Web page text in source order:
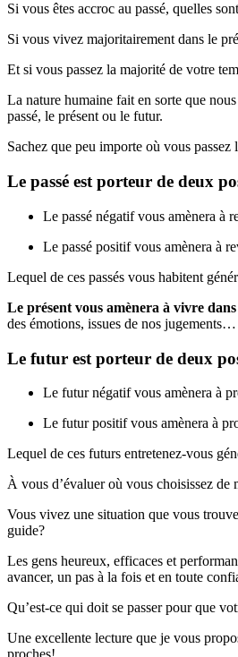
Si vous êtes accroc au passé, quelles
Si vous vivez majoritairement dans le
Et si vous passez la majorité de votre
La nature humaine fait en sorte que
passé, le présent ou le futur.
Sachez que peu importe où vous
Le passé est porteur de deux
Le passé négatif vous amènera à
Le passé positif vous amènera à
Lequel de ces passés vous habitent
Le présent vous amènera à vivre
des émotions, issues de nos
Le futur est porteur de deux
Le futur négatif vous amènera à
Le futur positif vous amènera à
Lequel de ces futurs entretenez-vous
À vous d’évaluer où vous choisissez
Vous vivez une situation que vous
guide?
Les gens heureux, efficaces et
avancer, un pas à la fois et en toute
Qu’est-ce qui doit se passer pour que
Une excellente lecture que je vous